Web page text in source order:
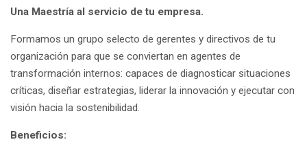
Una Maestría al servicio de tu empresa.
Formamos un grupo selecto de gerentes y directivos de tu
organización para que se conviertan en agentes de
transformación internos: capaces de diagnosticar situaciones
críticas, diseñar estrategias, liderar la innovación y ejecutar con
visión hacia la sostenibilidad.
Beneficios: